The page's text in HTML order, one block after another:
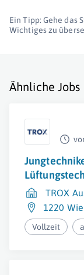
Ein Tipp: Gehe das
Wichtiges zu
Ähnliche Jobs
TROX
1220
Vollzeit